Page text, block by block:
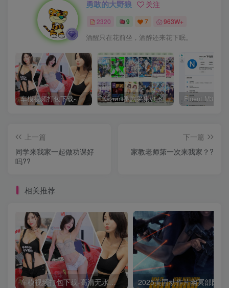
勇敢的大野狼 关注
2320 9 7 963W+
酒醒只在花前坐，酒醉还来花下眠。
车模视频打包下载-高清无水印版 Kazumi番剧采集v1.6.9：支持自定义规则+在线观看+弹幕，跨平台下载
上一篇
同学来我家一起做功课好
吗??
下一篇
家教老师第一次来我家？?
相关推荐
车模视频打包下载-高清无水印版